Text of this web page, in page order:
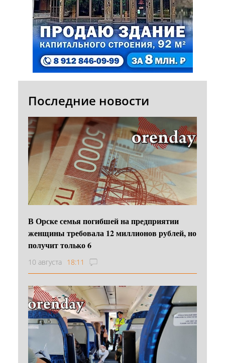
Последние новости
В Орске семья погибшей на предприятии
женщины требовала 12 миллионов рублей, но
получит только 6
10 августа 18:11